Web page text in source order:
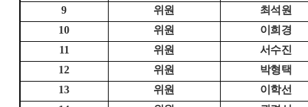
9
위원
최석원
10
위원
이희경
11
위원
서수진
12
위원
박형택
13
위원
이학선